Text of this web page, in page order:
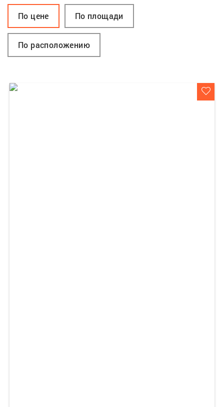
По цене По площади
По расположению